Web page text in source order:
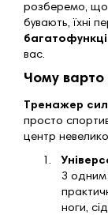
розберемо, що
бувають, їхні
вас.
Чому
Тренажер
просто
центр
1.
З одним
ноги,